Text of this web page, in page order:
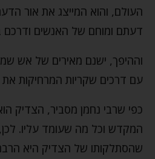
העולם, והוא המייצג את אור
דעתם ומוחם של האנשים ודרכם
וההיפך, ישנם מאירים של אש
עם דרכים שקריות המרחיקות
כפי שרבי נחמן מסביר, הצדיק
המקדש וכל מה שעומד עליו.
שהסתלקותו של הצדיק היא